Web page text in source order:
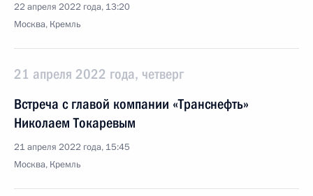
22 апреля 2022 года, 13:20
Москва, Кремль
21 апреля 2022 года, четверг
Встреча с главой компании «Транснефть»
Николаем Токаревым
21 апреля 2022 года, 15:45
Москва, Кремль